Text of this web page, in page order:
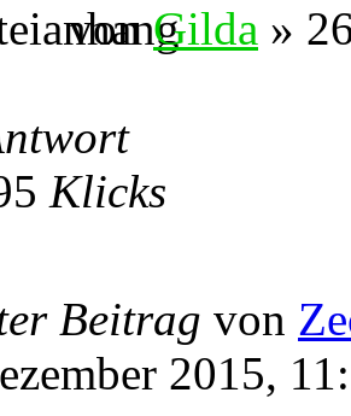
vonGilda »
Klicks
Beitrag von
2015,